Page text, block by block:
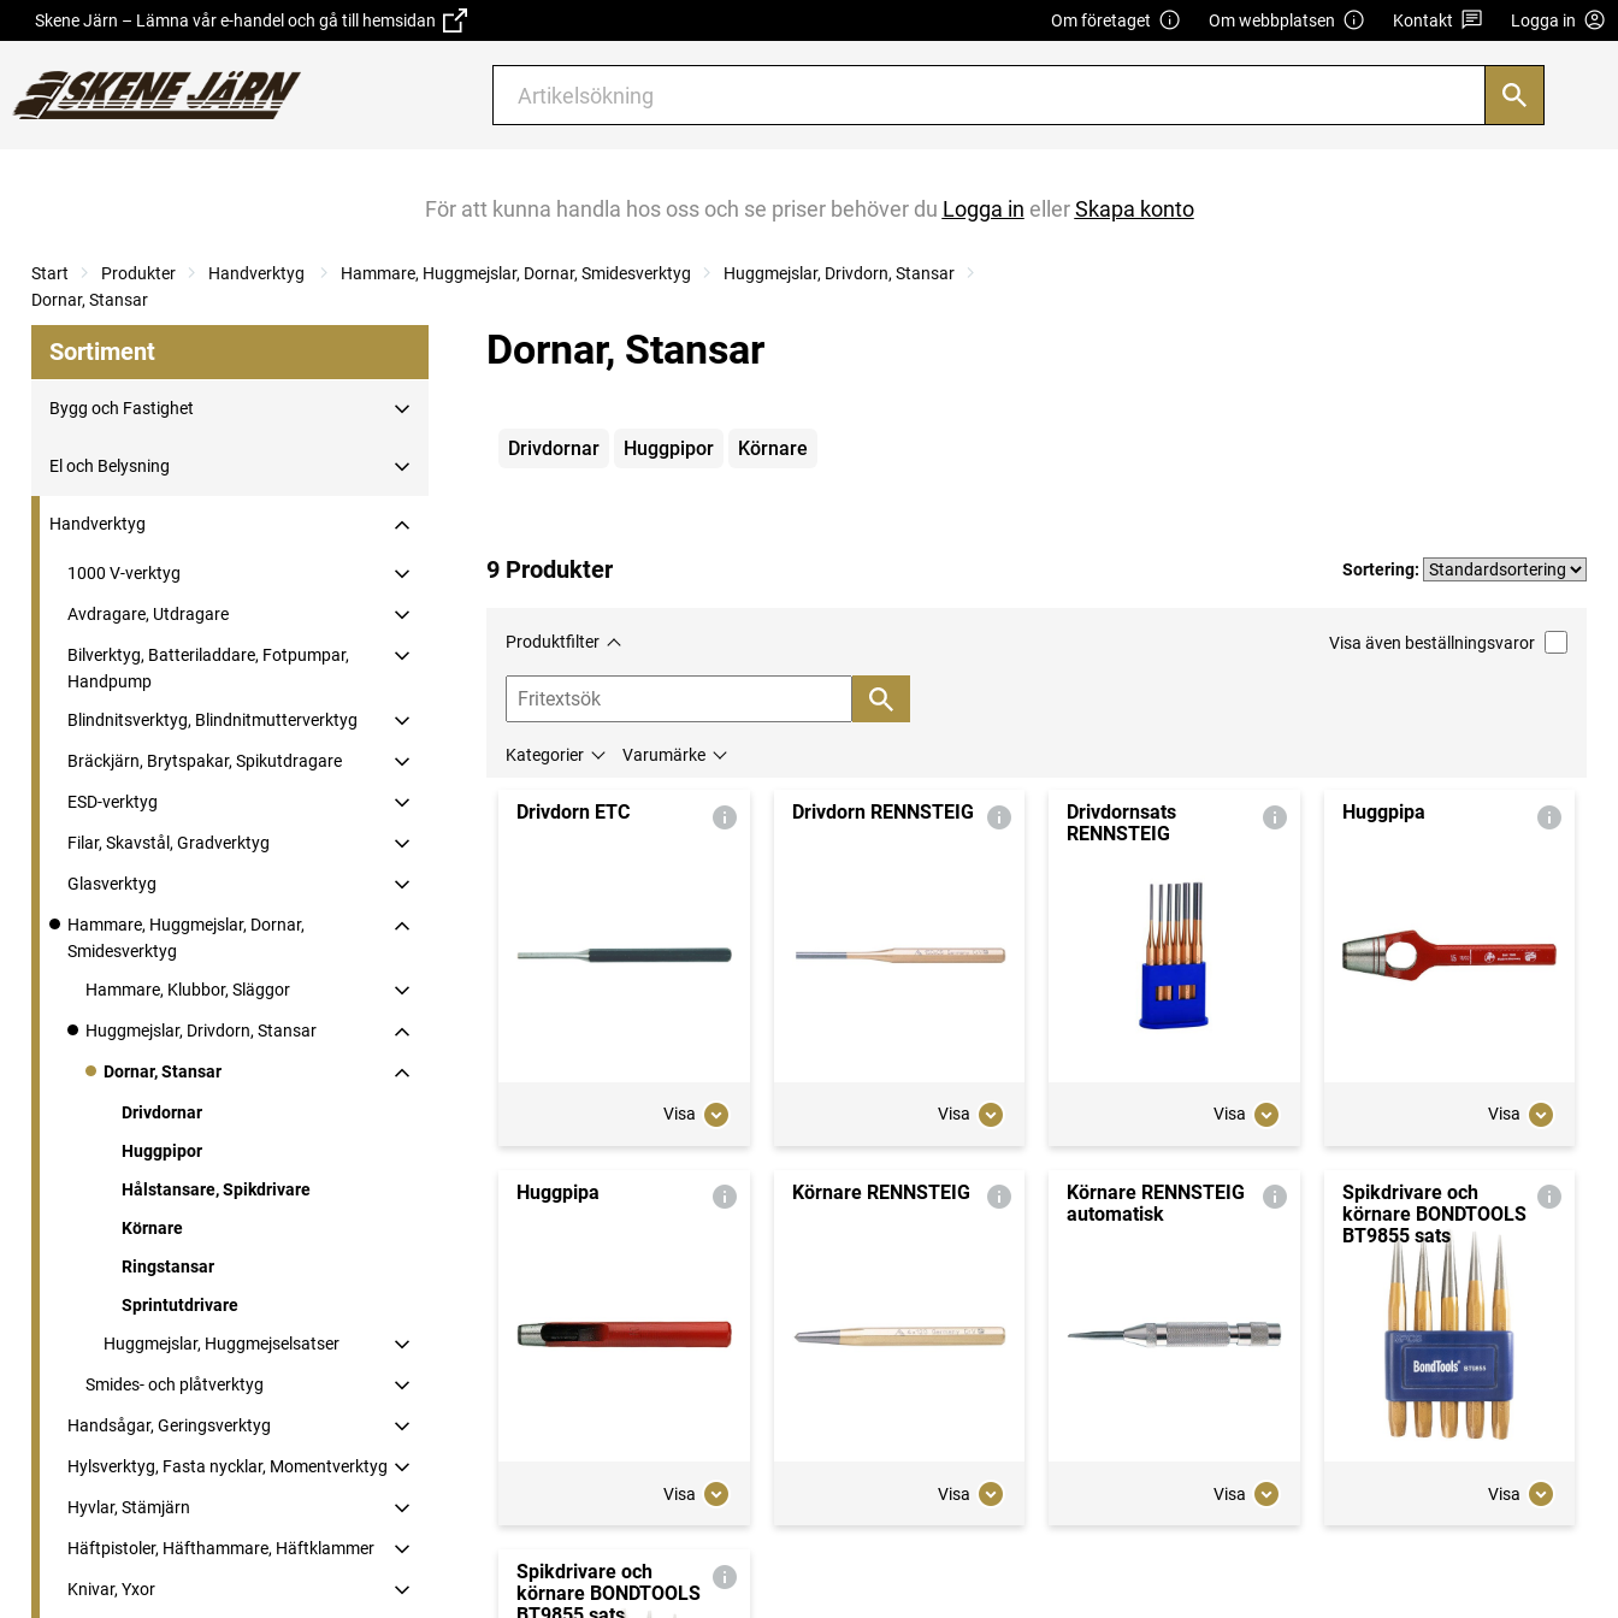
Skene Järn – Lämna vår e-handel och gå till hemsidan Om företaget Om webbplatsen Kontakt Logga in
För att kunna handla hos oss och se priser behöver du Logga in ellerSkapa konto
Start Produkter Handverktyg Hammare, Huggmejslar, Dornar, Smidesverktyg
Huggmejslar, Drivdorn, Stansar
Dornar, Stansar
Sortiment
Bygg och Fastighet
El och Belysning
Handverktyg
1000 V-verktyg
Avdragare, Utdragare
Bilverktyg, Batteriladdare, Fotpumpar,
Handpump
Blindnitsverktyg, Blindnitmutterverktyg
Bräckjärn, Brytspakar, Spikutdragare
ESD-verktyg
Filar, Skavstål, Gradverktyg
Glasverktyg
Hammare, Huggmejslar, Dornar,
Smidesverktyg
Hammare, Klubbor, Släggor
Huggmejslar, Drivdorn, Stansar
Dornar, Stansar
Drivdornar
Huggpipor
Hålstansare, Spikdrivare
Körnare
Ringstansar
Sprintutdrivare
Huggmejslar, Huggmejselsatser
Smides- och plåtverktyg
Handsågar, Geringsverktyg
Hylsverktyg, Fasta nycklar, Momentverktyg
Hyvlar, Stämjärn
Häftpistoler, Häfthammare, Häftklammer
Knivar, Yxor
Dornar, Stansar
Kategorier
Drivdornar Huggpipor Körnare
9 Produkter Sortering:
Produktfilter Visa även beställningsvaror
Kategorier Varumärke
Drivdorn ETC
Visa
Drivdorn RENNSTEIG
Visa
Drivdornsats
RENNSTEIG
Visa
Huggpipa
Visa
Huggpipa
Visa
Körnare RENNSTEIG
Visa
Körnare RENNSTEIG
automatisk
Visa
Spikdrivare och
körnare BONDTOOLS
BT9855 sats
Visa
Spikdrivare och
körnare BONDTOOLS